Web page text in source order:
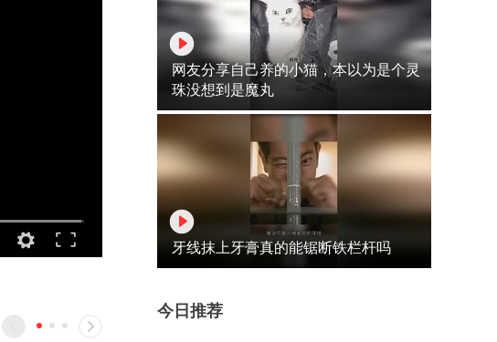
网友分享自己养的小猫，本以为是个灵
珠没想到是魔丸
牙线抹上牙膏真的能锯断铁栏杆吗
今日推荐